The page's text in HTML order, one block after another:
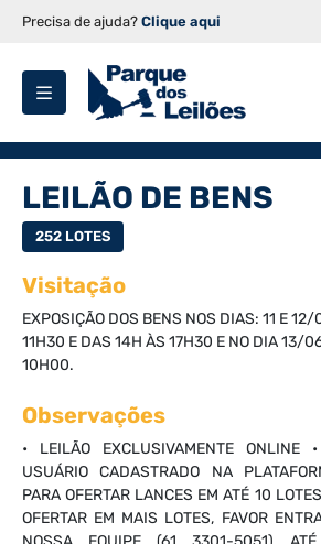
Precisa de ajuda? Clique aqui
LEILÃO DE BENS
252 LOTES
Visitação
EXPOSIÇÃO DOS BENS NOS DIAS: 11 E
11H30 E DAS 14H ÀS 17H30 E NO DIA 13/
10H00.
Observações
• LEILÃO EXCLUSIVAMENTE ONLINE
USUÁRIO CADASTRADO NA
PARA OFERTAR LANCES EM ATÉ 10
OFERTAR EM MAIS LOTES, FAVOR